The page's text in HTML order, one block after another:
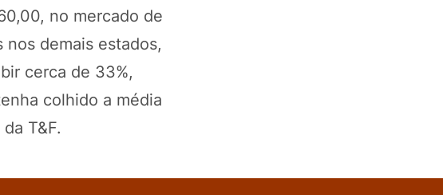
no mercado de
demais estados,
cerca de 33%,
colhido a média
T&F.